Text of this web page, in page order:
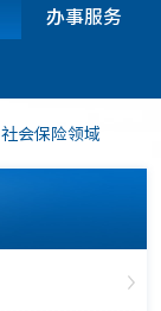
办事服务
社会保险领域